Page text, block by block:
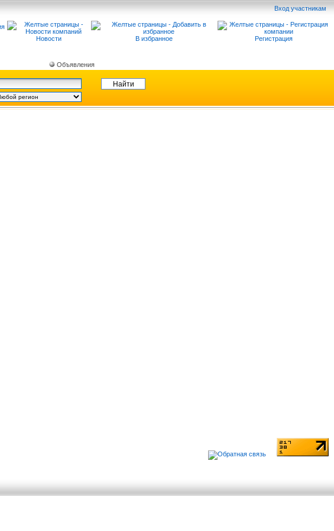
Вход участникам
Новости В избранное Регистрация
Объявления